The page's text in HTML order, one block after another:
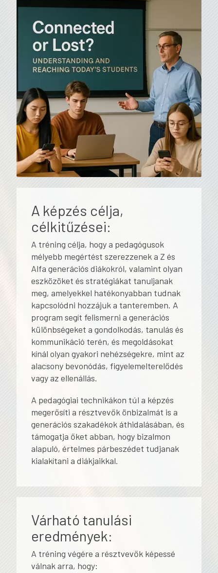
A képzés célja,
célkitűzései:
A tréning célja, hogy a pedagógusok
mélyebb megértést szerezzenek a Z és
Alfa generációs diákokról, valamint olyan
eszközöket és stratégiákat tanuljanak
meg, amelyekkel hatékonyabban tudnak
kapcsolódni hozzájuk a tanteremben. A
program segít felismerni a generációs
különbségeket a gondolkodás, tanulás és
kommunikáció terén, és megoldásokat
kínál olyan gyakori nehézségekre, mint az
alacsony bevonódás, figyelemelterelődés
vagy az ellenállás.
A pedagógiai technikákon túl a képzés
megerősíti a résztvevők önbizalmát is a
generációs szakadékok áthidalásában, és
támogatja őket abban, hogy bizalmon
alapuló, értelmes párbeszédet tudjanak
kialakítani a diákjaikkal.
Várható tanulási
eredmények:
A tréning végére a résztvevők képessé
válnak arra, hogy: